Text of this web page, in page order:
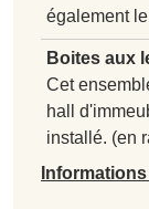
également
Boites aux
Cet
hall
installé. (en